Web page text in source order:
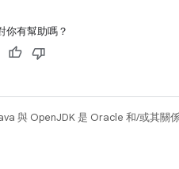
你有幫助嗎？
與 OpenJDK 是 Oracle 和/或其關